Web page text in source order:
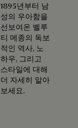
1895년부터 남
성의 우아함을
선보여온 벨루
티 메종의 독보
적인 역사, 노
하우, 그리고
스타일에 대해
더 자세히 알아
보세요.